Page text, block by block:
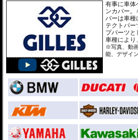
有事に車体
ンカバー。
バーは車種
テクトパー
プパーツと
車種により
※写真、動
能、デザイ